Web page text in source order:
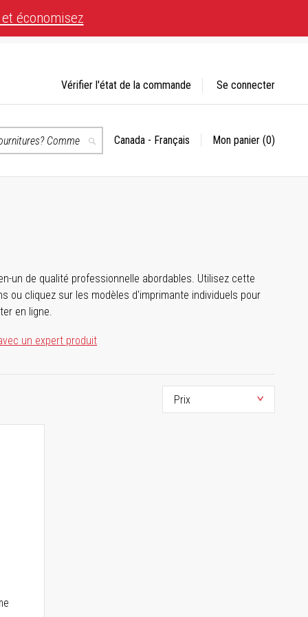
économisez
Recherche
Choisir
Canada - Français Mon panier (0)
Vérifier l'état de la commande Se connecter
un de qualité professionnelle abordables. Utilisez cette
ou cliquez sur les modèles d'imprimante individuels pour
en ligne.
un expert produit